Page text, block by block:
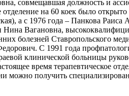
совмещавшая должность и
на 60 коек было
а с 1976 года – Панкова Раиса
Нина Вагановна,
болезней Ставропольского
С 1991 года
клинической больницы
время терапевтическое
можно получить